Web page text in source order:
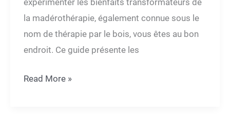
la madérothérapie, également connue sous le
nom de thérapie par le bois, vous êtes au bon
endroit. Ce guide présente les
Madérothérapie
Read More »